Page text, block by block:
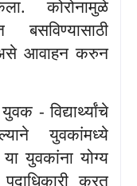
.कोरोनामुळे
आवाहन करुन
युवक -विद्यार्थ्यांचे
युवकांमध्ये
या युवकांना योग्य
करत